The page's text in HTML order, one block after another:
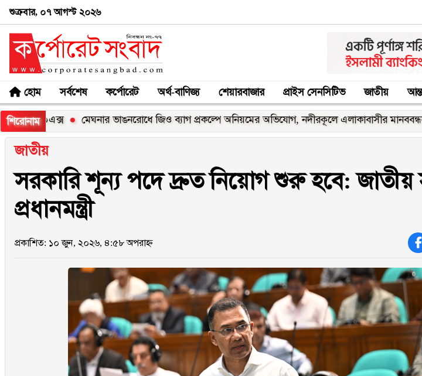
শুক্রবার, ০৭ আগস্ট ২০২৬
হোম সর্বশেষ কর্পোরেট অর্থ-বাণিজ্য শেয়ারবাজার প্রাইস সেনসিটিভ জাতীয়
শিরোনামমেঘনার ভাঙনরোধে জিও ব্যাগ প্রকল্পে অনিয়মের অভিযোগ, নদীরকূলে এলাকাবাসীর মানববন্ধন শেখ
জাতীয়
সরকারি শূন্য পদে দ্রুত নিয়োগ শুরু হবে: জাতীয়
প্রধানমন্ত্রী
প্রকাশিত: ১০ জুন, ২০২৬, ৪:৫৮ অপরাহ্ন